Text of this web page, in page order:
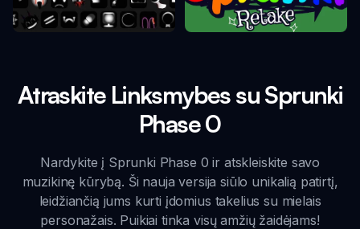
Sprunki Etapas 10 Sprunki Pakartojimas
Atraskite Linksmybes su Sprunki
Phase 0
Nardykite į Sprunki Phase 0 ir atskleiskite savo
muzikinę kūrybą. Ši nauja versija siūlo unikalią patirtį,
leidžiančią jums kurti įdomius takelius su mielais
personažais. Puikiai tinka visų amžių žaidėjams!